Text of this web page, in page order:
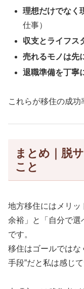
理想だけでなく
仕事）
収支とライフス
売れるモノは先
退職準備を丁寧
これらが移住の成功
まとめ｜脱
こと
地方移住にはメリッ
余裕」と「自分で選
です。
移住はゴールではな
手段”だと私は感じて